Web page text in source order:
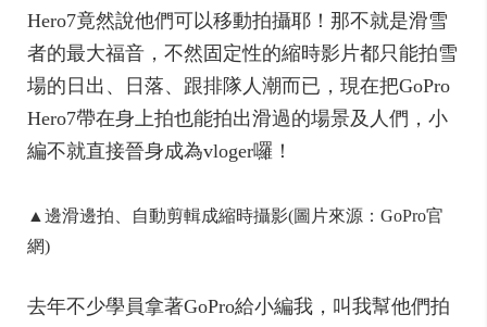
Hero7竟然說他們可以移動拍攝耶！那不就是滑雪
者的最大福音，不然固定性的縮時影片都只能拍雪
場的日出、日落、跟排隊人潮而已，現在把GoPro
Hero7帶在身上拍也能拍出滑過的場景及人們，小
編不就直接晉身成為vloger囉！
▲邊滑邊拍、自動剪輯成縮時攝影(圖片來源：GoPro官
網)
去年不少學員拿著GoPro給小編我，叫我幫他們拍